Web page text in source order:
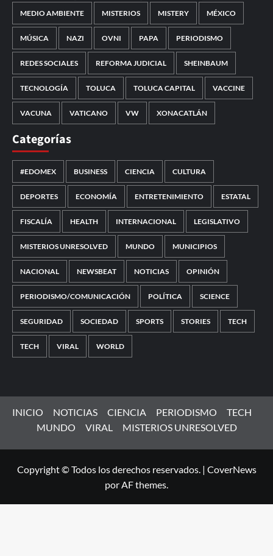
MEDIO AMBIENTE MISTERIOS MISTERY MÉXICO
MÚSICA NAZI OVNI PAPA PERIODISMO
REDES SOCIALES REFORMA JUDICIAL SHEINBAUM
TECNOLOGÍA TOLUCA TOLUCA CAPITAL VACCINE
VACUNA VATICANO VW XONACATLÁN
Categorías
#EDOMEX BUSINESS CIENCIA CULTURA
DEPORTES ECONOMÍA ENTRETENIMIENTO ESTATAL
FISCALÍA HEALTH INTERNACIONAL LEGISLATIVO
MISTERIOS UNRESOLVED MUNDO MUNICIPIOS
NACIONAL NEWSBEAT NOTICIAS OPINIÓN
PERIODISMO/COMUNICACIÓN POLÍTICA SCIENCE
SEGURIDAD SOCIEDAD SPORTS STORIES TECH
TECH VIRAL WORLD
INICIO NOTICIAS CIENCIA PERIODISMO
TECH
MUNDO
VIRAL MISTERIOS UNRESOLVED
Copyright © Todos los derechos reservados. | CoverNews
por AF themes.